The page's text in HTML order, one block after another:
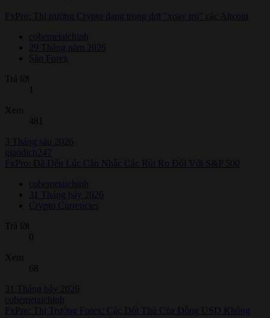
FxPro: Thị trường Crypto đang trong đợt "xoay trụ" các Altcoin
cobemetaichinh
29 Tháng năm 2026
Sàn Forex
Trả lời
Xem
481
3 Tháng sáu 2026
giaodich247
FxPro: Đã Đến Lúc Cân Nhắc Các Rủi Ro Đối Với S&P 500
cobemetaichinh
31 Tháng bảy 2026
Crypto Currencies
Trả lời
0
Xem
68
31 Tháng bảy 2026
cobemetaichinh
FxPro: Thị Trường Forex: Các Đối Thủ Của Đồng USD Không